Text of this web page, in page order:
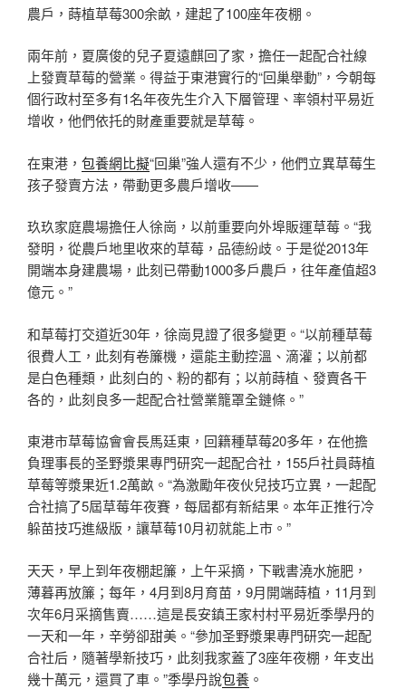
農戶，蒔植草莓300余畝，建起了100座年夜棚。
兩年前，夏廣俊的兒子夏遠麒回了家，擔任一起配合社線
上發賣草莓的營業。得益于東港實行的“回巢舉動”，今朝每
個行政村至多有1名年夜先生介入下層管理、率領村平易近
增收，他們依托的財產重要就是草莓。
在東港， 包養網比擬“回巢”強人還有不少，他們立異草莓生
孩子發賣方法，帶動更多農戶增收——
玖玖家庭農場擔任人徐崗，以前重要向外埠販運草莓。“我
發明，從農戶地里收來的草莓，品德紛歧。于是從2013年
開端本身建農場，此刻已帶動1000多戶農戶，往年產值超3
億元。”
和草莓打交道近30年，徐崗見證了很多變更。“以前種草莓
很費人工，此刻有卷簾機，還能主動控溫、滴灌；以前都
是白色種類，此刻白的、粉的都有；以前蒔植、發賣各干
各的，此刻良多一起配合社營業籠罩全鏈條。”
東港市草莓協會會長馬廷東，回籍種草莓20多年，在他擔
負理事長的圣野漿果專門研究一起配合社，155戶社員蒔植
草莓等漿果近1.2萬畝。“為激勵年夜伙兒技巧立異，一起配
合社搞了5屆草莓年夜賽，每屆都有新結果。本年正推行冷
躲苗技巧進級版，讓草莓10月初就能上市。”
天天，早上到年夜棚起簾，上午采摘，下戰書澆水施肥，
薄暮再放簾；每年，4月到8月育苗，9月開端蒔植，11月到
次年6月采摘售賣……這是長安鎮王家村村平易近季學丹的
一天和一年，辛勞卻甜美。“參加圣野漿果專門研究一起配
合社后，隨著學新技巧，此刻我家蓋了3座年夜棚，年支出
幾十萬元，還買了車。”季學丹說包養 。